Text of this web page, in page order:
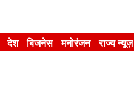
देश बिजनेस मनोरंजन राज्य न्यूज़